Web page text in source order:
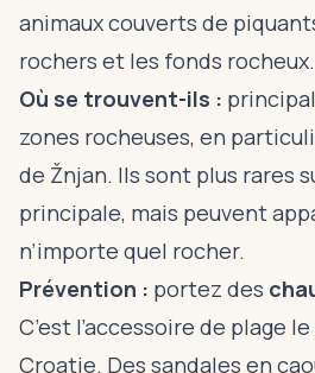
animaux couverts de
rochers et les fonds rocheux.
Où se trouvent-ils :
zones rocheuses, en
de Žnjan. Ils sont plus rares
principale, mais peuvent
n’importe quel rocher.
Prévention : portez des
C’est l’accessoire de plage
Croatie. Des sandales en